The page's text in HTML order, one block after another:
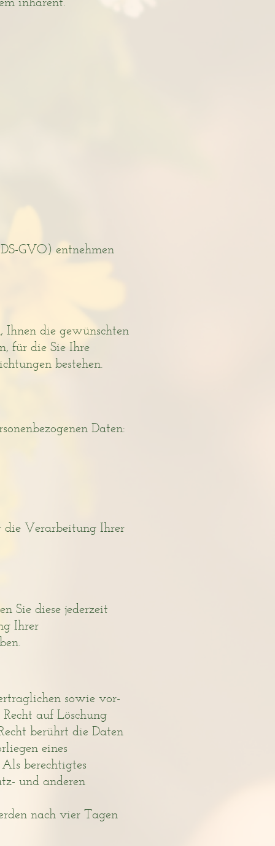
GVO) entnehmen
Ihnen die gewünschten
für die Sie Ihre
bestehen.
Daten:
die Verarbeitung Ihrer
Sie diese jederzeit
Ihrer
sowie vor-
auf Löschung
berührt die Daten
eines
berechtigtes
und anderen
nach vier Tagen